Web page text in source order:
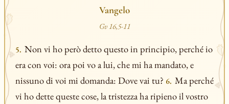
Vangelo
Gv 16,5-11
5. Non vi ho però detto questo in principio, perché io
era con voi: ora poi vo a lui, che mi ha mandato, e
nissuno di voi mi domanda: Dove vai tu? 6. Ma perché
vi ho dette queste cose, la tristezza ha ripieno il vostro